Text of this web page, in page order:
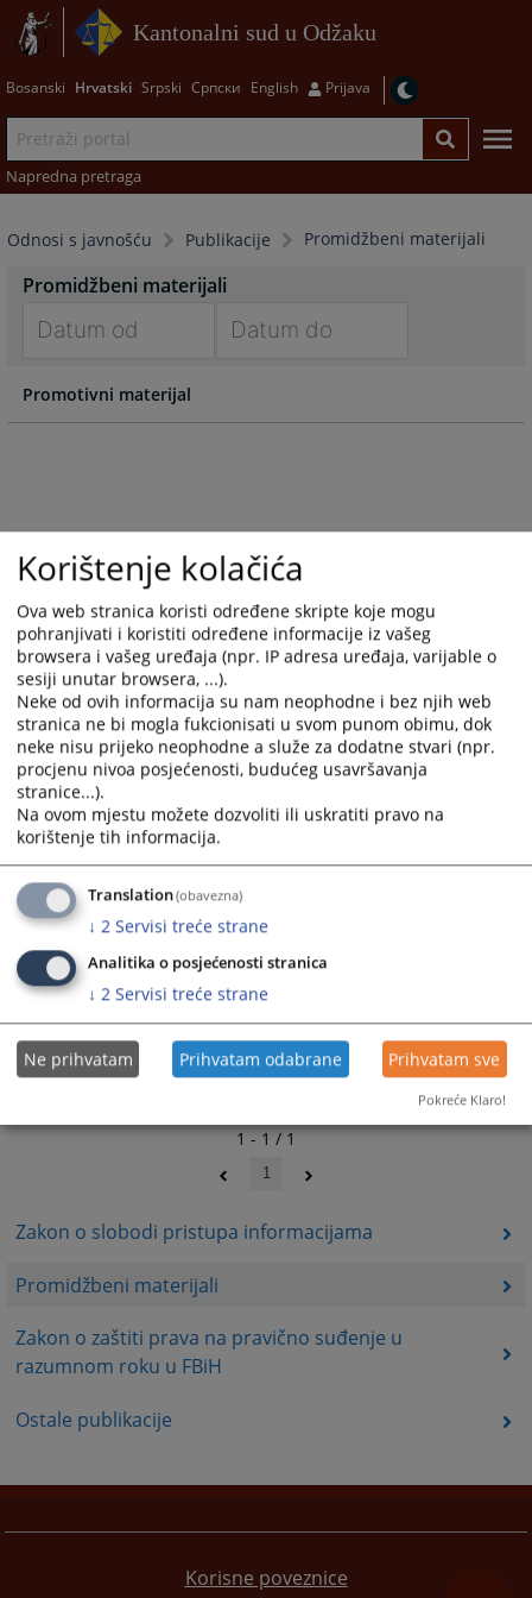
Kantonalni sud u Odžaku
Bosanski Hrvatski Srpski Српски English Prijava
Napredna pretraga
Odnosi s javnošću Publikacije Promidžbeni materijali
Zakon o slobodi pristupa informacijama
Promidžbeni materijali
Zakon o zaštiti prava na pravično suđenje u
razumnom roku u FBiH
Ostale publikacije
Promidžbeni materijali
forward
to
calendar
and
select
a
date.
Press
the
question
mark
key
to
get
the
keyboard
shortcuts
for
changing
dates.
to
calendar
and
select
a
date.
Press
the
question
mark
key
get
the
keyboard
shortcuts
for
dates.
Promotivni materijal
1 - 1 / 1
1
Korisne poveznice
Korištenje kolačića
Ova web stranica koristi određene skripte koje mogu
pohranjivati i koristiti određene informacije iz vašeg
browsera i vašeg uređaja (npr. IP adresa uređaja, varijable o
sesiji unutar browsera, ...).
Neke od ovih informacija su nam neophodne i bez njih web
stranica ne bi mogla fukcionisati u svom punom obimu, dok
neke nisu prijeko neophodne a služe za dodatne stvari (npr.
procjenu nivoa posjećenosti, budućeg usavršavanja
stranice...).
Na ovom mjestu možete dozvoliti ili uskratiti pravo na
korištenje tih informacija.
Translation(obavezna)
↓ 2 Servisi treće strane
Analitika o posjećenosti stranica
↓ 2 Servisi treće strane
Ne prihvatam Prihvatam odabrane Prihvatam sve
Pokreće Klaro!